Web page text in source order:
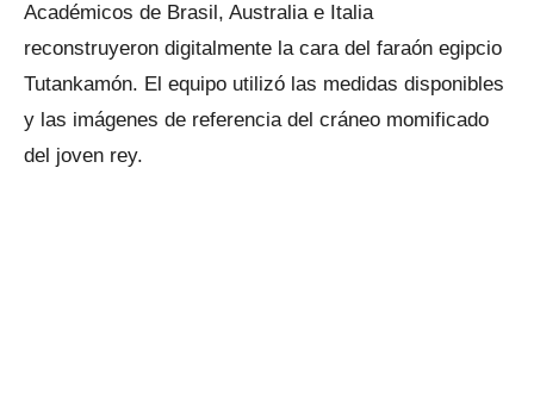
Académicos de Brasil, Australia e Italia
reconstruyeron digitalmente la cara del faraón egipcio
Tutankamón. El equipo utilizó las medidas disponibles
y las imágenes de referencia del cráneo momificado
del joven rey.